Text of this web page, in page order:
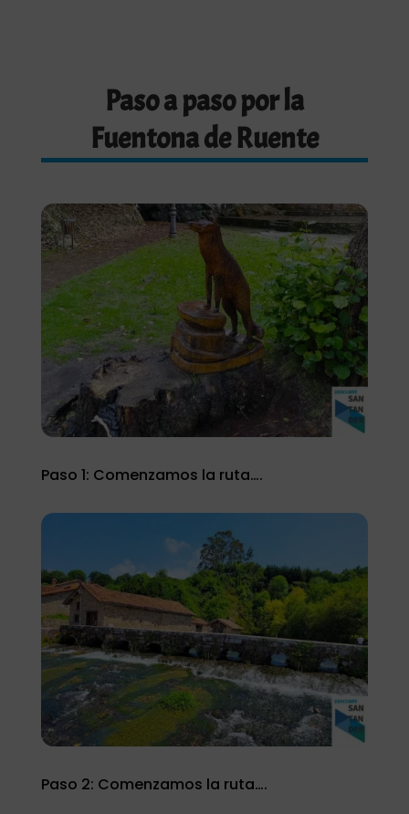
Paso a paso por la
Fuentona de Ruente
Paso 1: Comenzamos la ruta….
Paso 2: Comenzamos la ruta….